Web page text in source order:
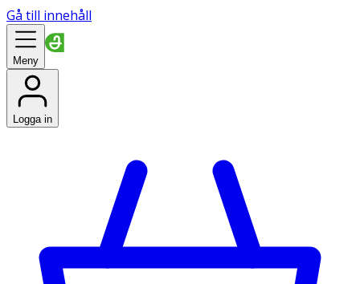
Gå till innehåll
Meny
Logga in